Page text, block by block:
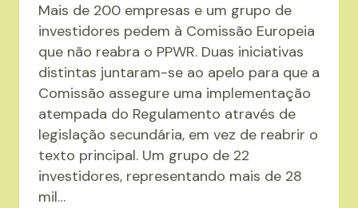
Mais de 200 empresas e um grupo de
investidores pedem à Comissão Europeia
que não reabra o PPWR. Duas iniciativas
distintas juntaram-se ao apelo para que a
Comissão assegure uma implementação
atempada do Regulamento através de
legislação secundária, em vez de reabrir o
texto principal. Um grupo de 22
investidores, representando mais de 28
mil…